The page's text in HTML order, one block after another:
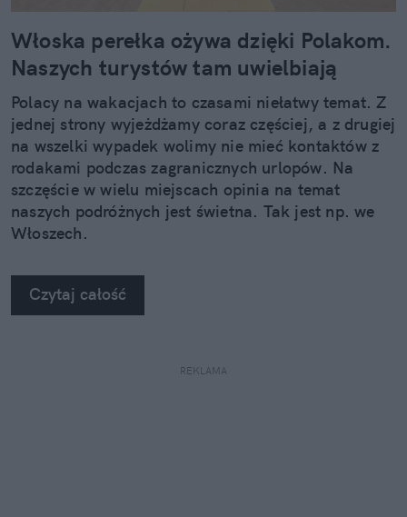
Włoska perełka ożywa dzięki Polakom.
Naszych turystów tam uwielbiają
Polacy na wakacjach to czasami niełatwy temat. Z
jednej strony wyjeżdżamy coraz częściej, a z drugiej
na wszelki wypadek wolimy nie mieć kontaktów z
rodakami podczas zagranicznych urlopów. Na
szczęście w wielu miejscach opinia na temat
naszych podróżnych jest świetna. Tak jest np. we
Włoszech.
Czytaj całość
REKLAMA